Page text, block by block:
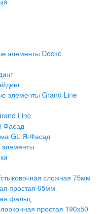
элементы Docke
элементы Grand Line
Line
Фасад
GL Я-Фасад
сложная 75мм
простая 65мм
фальц
простая 190х50